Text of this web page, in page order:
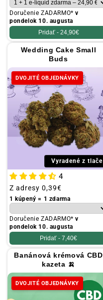
Doručenie ZADARMO*v
pondelok 10. augusta
Pridať - 24,90€
Wedding Cake Small
Buds
DVOJITÉ OBJEDNÁVKY
Vyradené z tlače
4
Obvyklá
cena
Z adresy 0,39€
1 kúpený = 1 zdarma
Doručenie ZADARMO*v
pondelok 10. augusta
Pridať - 7,40€
Banánová krémová CBD
kazeta 🍌
DVOJITÉ OBJEDNÁVKY